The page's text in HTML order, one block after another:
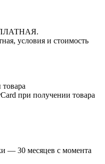
условия и стоимость
при получении товара
— 30 месяцев с момента